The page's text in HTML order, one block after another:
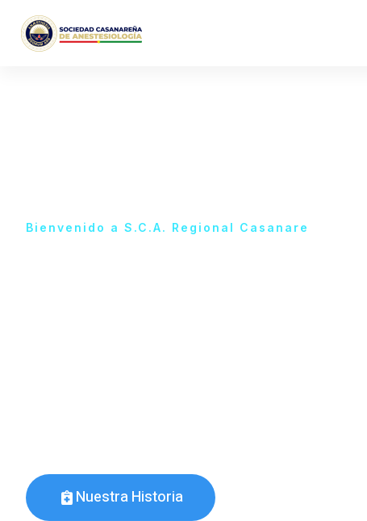
Bienvenido a S.C.A. Regional Casanare
Nuestra Historia